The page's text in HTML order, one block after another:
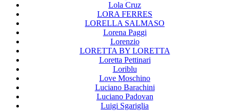
Lola Cruz
LORA FERRES
LORELLA SALMASO
Lorena Paggi
Lorenzio
LORETTA BY LORETTA
Loretta Pettinari
Loriblu
Love Moschino
Luciano Barachini
Luciano Padovan
Luigi Sgariglia